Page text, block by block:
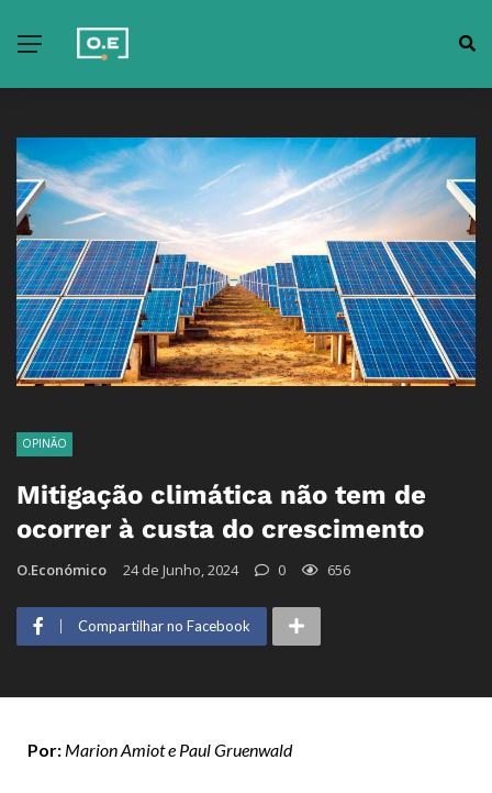
OPINÃO
Mitigação climática não tem de
ocorrer à custa do crescimento
O.Económico 24 de Junho, 2024 0 656
Compartilhar no Facebook
Por: Marion Amiot e Paul Gruenwald